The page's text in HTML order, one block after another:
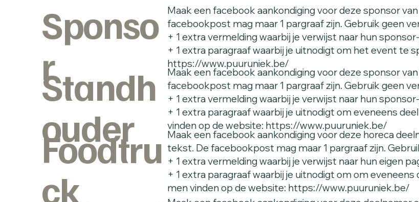
Sponso
r
Maak een facebook aankondiging voor deze sponsor
facebookpost mag maar 1 pargraaf zijn. Gebruik geen
+ 1 extra vermelding waarbij je verwijst naar hun
+ 1 extra paragraaf waarbij je uitnodigt om het event te
https://www.puuruniek.be/
Standh
ouder
Maak een facebook aankondiging voor deze sponsor
facebookpost mag maar 1 pargraaf zijn. Gebruik geen
+ 1 extra vermelding waarbij je verwijst naar hun
+ 1 extra paragraaf waarbij je uitnodigt om eveneens
vinden op de website: https://www.puuruniek.be/
Foodtru
ck
Maak een facebook aankondiging voor deze horeca
tekst. De facebookpost mag maar 1 pargraaf zijn.
+ 1 extra vermelding waarbij je verwijst naar hun eigen
+ 1 extra paragraaf waarbij je uitnodigt om om
men vinden op de website: https://www.puuruniek.be/